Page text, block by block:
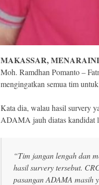
MAKASSAR,
Moh. Ramdhan Pomanto –
mengingatkan semua tim
Kata dia, walau hasil survery
ADAMA jauh diatas kandidat
“Tim jangan lengah dan
hasil survery tersebut.
pasangan ADAMA masih